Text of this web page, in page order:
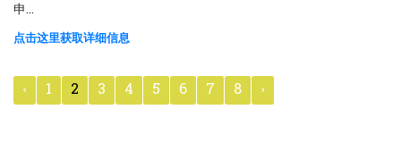
申...
点击这里获取详细信息
‹ 1 2 3 4 5 6 7 8 ›